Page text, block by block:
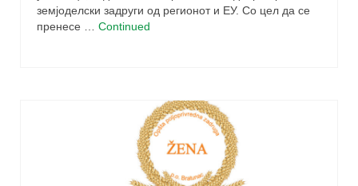
земјоделски задруги од регионот и ЕУ. Со цел да се
пренесе … Continued